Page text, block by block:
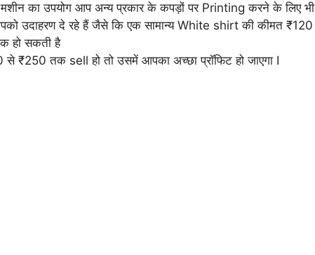
का उपयोग आप अन्य प्रकार के कपड़ों पर Printing करने के लिए भी
उदाहरण दे रहे हैं जैसे कि एक सामान्य White shirt की कीमत ₹120
हो सकती है
से ₹250 तक sell हो तो उसमें आपका अच्छा प्रॉफिट हो जाएगा I